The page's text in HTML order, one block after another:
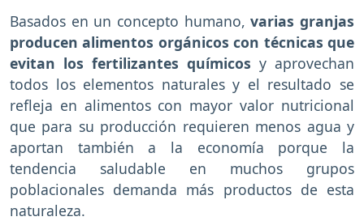
Basados en un concepto humano, varias granjas
producen alimentos orgánicos con técnicas que
evitan los fertilizantes químicos y aprovechan
todos los elementos naturales y el resultado se
refleja en alimentos con mayor valor nutricional
que para su producción requieren menos agua y
aportan también a la economía porque la
tendencia saludable en muchos grupos
poblacionales demanda más productos de esta
naturaleza.